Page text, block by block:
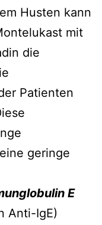
Husten kann
mit
die
Patienten
geringe
E
Anti-IgE)